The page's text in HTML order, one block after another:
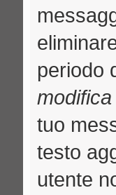
periodo
modifica
tuo
testo
utente